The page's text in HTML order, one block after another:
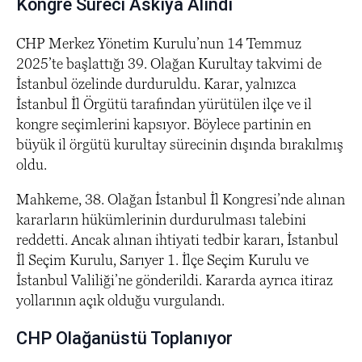
Kongre Süreci Askıya Alındı
CHP Merkez Yönetim Kurulu’nun 14 Temmuz
2025’te başlattığı 39. Olağan Kurultay takvimi de
İstanbul özelinde durduruldu. Karar, yalnızca
İstanbul İl Örgütü tarafından yürütülen ilçe ve il
kongre seçimlerini kapsıyor. Böylece partinin en
büyük il örgütü kurultay sürecinin dışında bırakılmış
oldu.
Mahkeme, 38. Olağan İstanbul İl Kongresi’nde alınan
kararların hükümlerinin durdurulması talebini
reddetti. Ancak alınan ihtiyati tedbir kararı, İstanbul
İl Seçim Kurulu, Sarıyer 1. İlçe Seçim Kurulu ve
İstanbul Valiliği’ne gönderildi. Kararda ayrıca itiraz
yollarının açık olduğu vurgulandı.
CHP Olağanüstü Toplanıyor